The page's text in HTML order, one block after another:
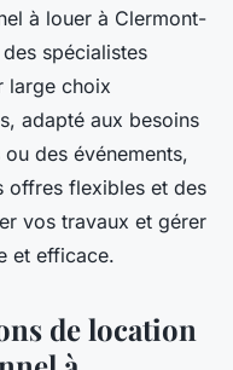
à louer à Clermont-
spécialistes
large choix
adapté aux besoins
des événements,
offres flexibles et des
vos travaux et gérer
et efficace.
de location